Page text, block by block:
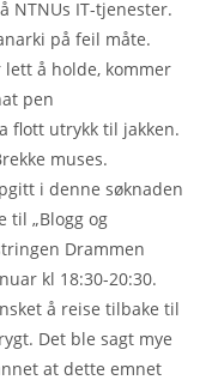
NTNUs IT-tjenester.
på feil måte.
å holde, kommer
pen
flott utrykk til jakken.
muses.
i denne søknaden
til „Blogg og
Drammen
kl 18:30-20:30.
å reise tilbake til
Det ble sagt mye
at dette emnet